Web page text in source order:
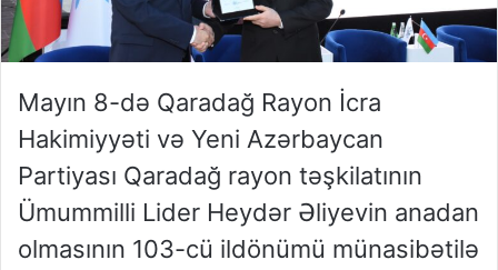
Mayın 8-də Qaradağ Rayon İcra
Hakimiyyəti və Yeni Azərbaycan
Partiyası Qaradağ rayon təşkilatının
Ümummilli Lider Heydər Əliyevin anadan
olmasının 103-cü ildönümü münasibətilə